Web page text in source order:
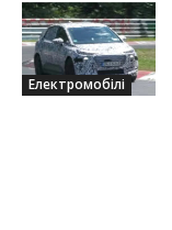
Електромобілі